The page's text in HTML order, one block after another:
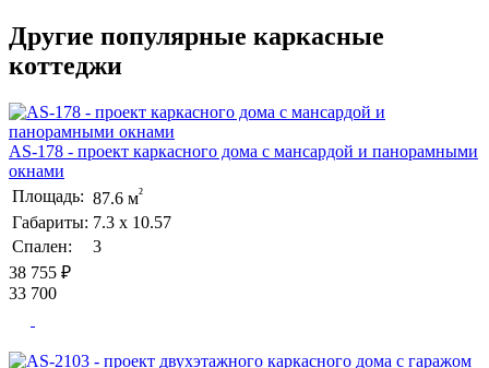
Другие популярные каркасные
коттеджи
AS-178 - проект каркасного дома с мансардой и панорамными
окнами
Площадь: 87.6 м²
Габариты: 7.3 х 10.57
Спален:
3
38 755 ₽
33 700